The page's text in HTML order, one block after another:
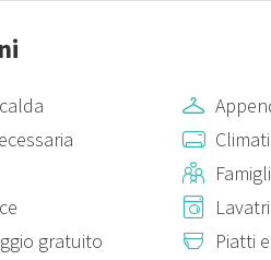
gratuito
Piatti